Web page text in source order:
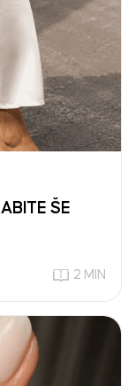
ŠE
2 MIN